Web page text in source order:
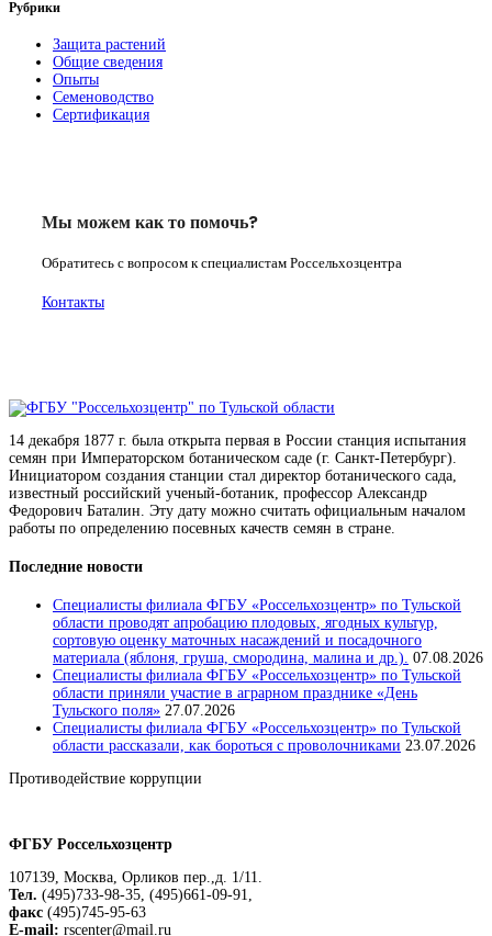
Рубрики
Защита растений
Общие сведения
Опыты
Семеноводство
Сертификация
Мы можем как то помочь?
Обратитесь с вопросом к специалистам Россельхозцентра
Контакты
14 декабря 1877 г. была открыта первая в России станция испытания
семян при Императорском ботаническом саде (г. Санкт-Петербург).
Инициатором создания станции стал директор ботанического сада,
известный российский ученый-ботаник, профессор Александр
Федорович Баталин. Эту дату можно считать официальным началом
работы по определению посевных качеств семян в стране.
Последние новости
Специалисты филиала ФГБУ «Россельхозцентр» по Тульской
области проводят апробацию плодовых, ягодных культур,
сортовую оценку маточных насаждений и посадочного
материала (яблоня, груша, смородина, малина и др.). 07.08.2026
Специалисты филиала ФГБУ «Россельхозцентр» по Тульской
области приняли участие в аграрном празднике «День
Тульского поля» 27.07.2026
Специалисты филиала ФГБУ «Россельхозцентр» по Тульской
области рассказали, как бороться с проволочниками 23.07.2026
Противодействие коррупции
ФГБУ Россельхозцентр
107139, Москва, Орликов пер.,д. 1/11.
Тел. (495)733-98-35, (495)661-09-91,
факс (495)745-95-63
E-mail: rscenter@mail.ru